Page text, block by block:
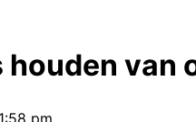
van
pm